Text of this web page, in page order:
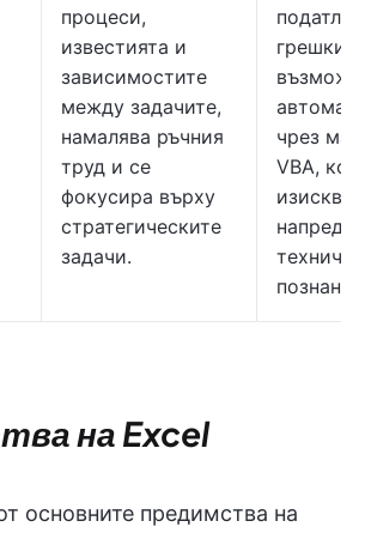
процеси,
известията и
зависимостите
между задачите,
намалява ръчния
труд и се
фокусира върху
стратегическите
задачи.
грешки
чрез
VBA,
изисква
на Excel
основните предимства на